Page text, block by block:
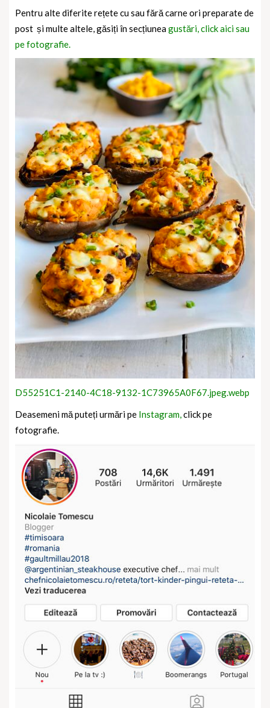
Pentru alte diferite rețete cu sau fără carne ori preparate de
post și multe altele, găsiți în secțiuneagustări, click aici sau
pe fotografie.
D55251C1-2140-4C18-9132-1C73965A0F67.jpeg.webp
Deasemeni mă puteți urmări pe Instagram,click pe
fotografie.